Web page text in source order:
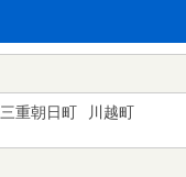
三重朝日町 川越町